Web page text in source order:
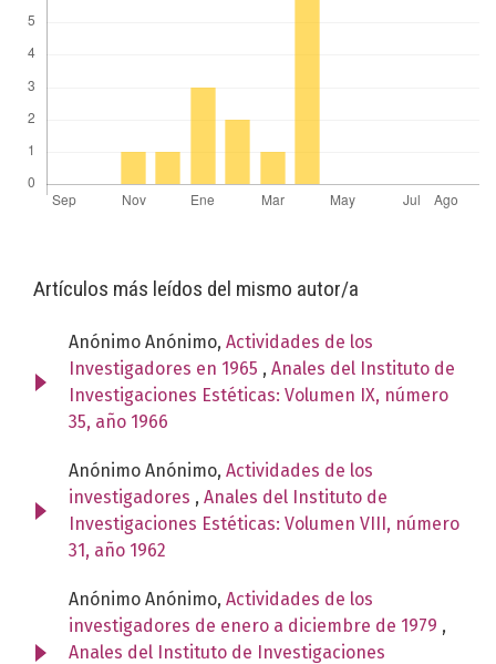
Artículos más leídos del mismo autor/a
Anónimo Anónimo, Actividades de los
Investigadores en 1965 , Anales del Instituto de
Investigaciones Estéticas: Volumen IX, número
35, año 1966
Anónimo Anónimo, Actividades de los
investigadores , Anales del Instituto de
Investigaciones Estéticas: Volumen VIII, número
31, año 1962
Anónimo Anónimo, Actividades de los
investigadores de enero a diciembre de 1979 ,
Anales del Instituto de Investigaciones